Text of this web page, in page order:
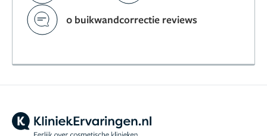
0 buikwandcorrectie reviews